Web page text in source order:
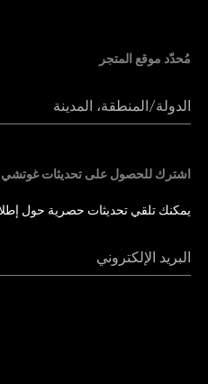
مُحدّد موقع المتجر
الدولة/المنطقة، المدينة
اشترك للحصول على تحديثات غوتشي
يمكنك تلقي تحديثات حصرية حول
البريد الإلكتروني